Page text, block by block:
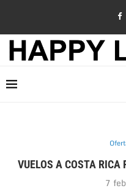
VUELOS A COSTA RICA
7